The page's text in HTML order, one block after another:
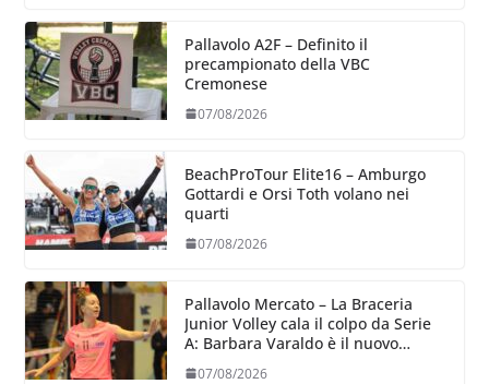
Pallavolo A2F – Definito il
precampionato della VBC
Cremonese
07/08/2026
BeachProTour Elite16 – Amburgo
Gottardi e Orsi Toth volano nei
quarti
07/08/2026
Pallavolo Mercato – La Braceria
Junior Volley cala il colpo da Serie
A: Barbara Varaldo è il nuovo
riferimento dell’attacco gialloviola
07/08/2026